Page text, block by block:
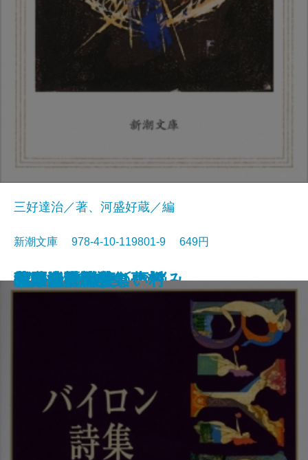
孤独な散歩者の夢想
ゲーテ詩集
脂肪の塊・テリエ館
パルムの僧院〔下〕
巴里の憂鬱
若きウェルテルの悩み
ハイネ詩集
女の一生
パルムの僧院〔上〕
三好達治詩集
三好達治／著、河盛好蔵／編
新潮文庫 978-4-10-119801-9 649円
バイロン詩集
春琴抄
風立ちぬ・美しい村
ヴィヨンの妻
北原白秋詩集
萩原朔太郎詩集
ヘッセ詩集
春の嵐
椿姫
春